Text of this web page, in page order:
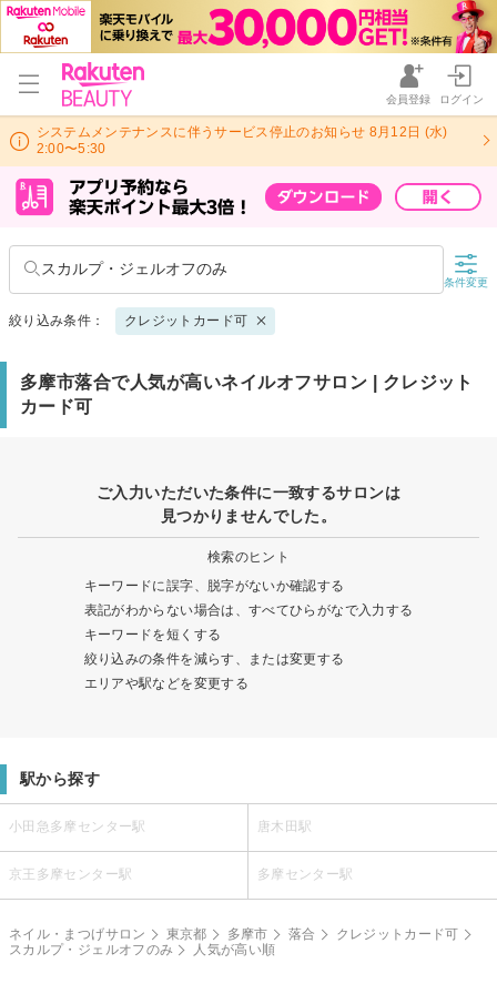
会員登録 ログイン
システムメンテナンスに伴うサービス停止のお知らせ 8月12日 (水)
2:00〜5:30
スカルプ・ジェルオフのみ
条件変更
絞り込み条件： クレジットカード可
多摩市落合で人気が高いネイルオフサロン | クレジット
カード可
ご入力いただいた条件に一致するサロンは
見つかりませんでした。
検索のヒント
キーワードに誤字、脱字がないか確認する
表記がわからない場合は、すべてひらがなで入力する
キーワードを短くする
絞り込みの条件を減らす、または変更する
エリアや駅などを変更する
駅から探す
小田急多摩センター駅 唐木田駅
京王多摩センター駅 多摩センター駅
ネイル・まつげサロン 東京都 多摩市 落合
クレジットカード可
スカルプ・ジェルオフのみ
人気が高い順